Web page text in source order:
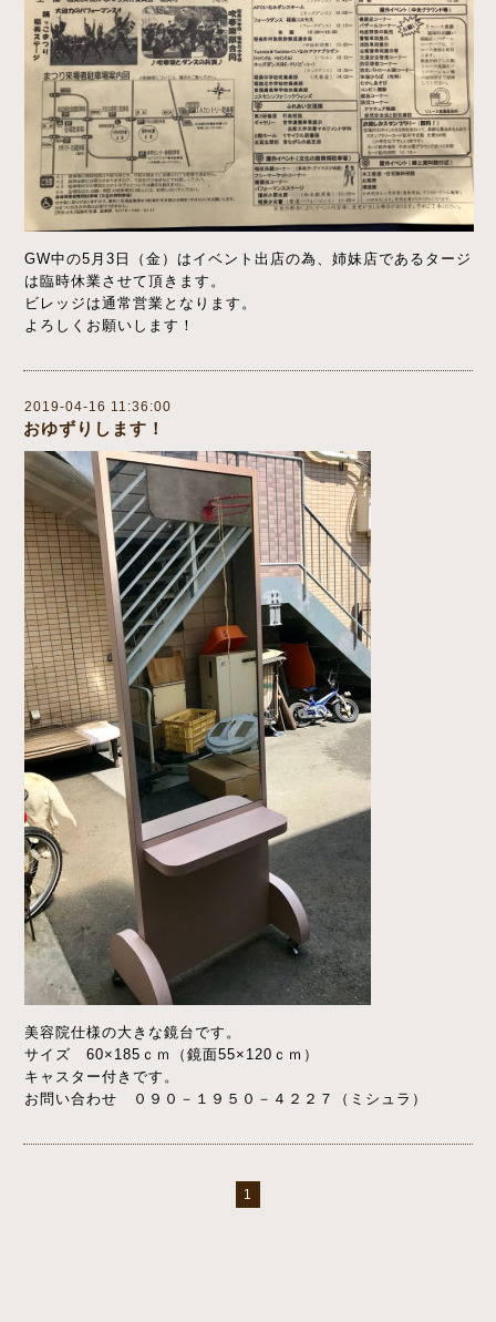
GW中の5月3日（金）はイベント出店の為、姉妹店であるタージ
は臨時休業させて頂きます。
ビレッジは通常営業となります。
よろしくお願いします！
2019-04-16 11:36:00
おゆずりします！
美容院仕様の大きな鏡台です。
サイズ 60×185ｃｍ（鏡面55×120ｃｍ）
キャスター付きです。
お問い合わせ ０９０－１９５０－４２２７（ミシュラ）
1